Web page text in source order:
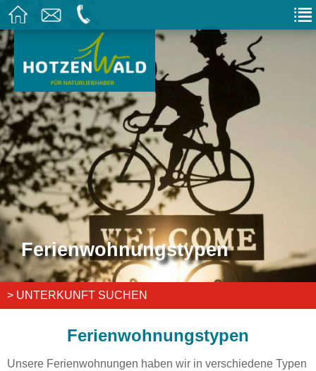
Ferienwohnungstypen
> UNTERKUNFT SUCHEN
Ferienwohnungstypen
Unsere Ferienwohnungen haben wir in verschiedene Typen